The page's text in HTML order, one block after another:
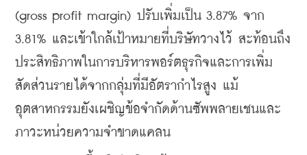
(gross profit margin) ปรับเพิ่มเป็น 3.87% จาก
3.81% และเข้าใกล้เป้าหมายที่บริษัทวางไว้ สะท้อนถึง
ประสิทธิภาพในการบริหารพอร์ตธุรกิจและการเพิ่ม
สัดส่วนรายได้จากกลุ่มที่มีอัตรากำไรสูง แม้
อุตสาหกรรมยังเผชิญข้อจำกัดด้านซัพพลายเชนและ
ภาวะหน่วยความจำขาดแคลน